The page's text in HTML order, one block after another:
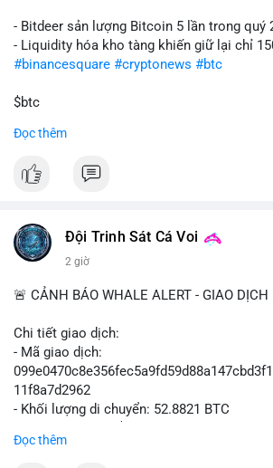
- Bitdeer sản lượng Bitcoin 5 lần trong quý
- Liquidity hóa kho tàng khiến giữ lại chỉ
#binancesquare #cryptonews #btc
$btc
#vlikevn
📰 Nguồn: Cointelegraph
Đọc thêm
Đội Trinh Sát Cá Voi
2 giờ
🚨 CẢNH BÁO WHALE ALERT - GIAO DỊCH
Chi tiết giao dịch:
- Mã giao dịch:
11f8a7d2962
- Khối lượng di chuyển: 52.8821 BTC
USD)
Đọc thêm